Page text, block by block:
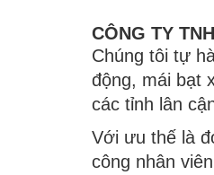
CÔNG TY
Chúng tôi tự
động, mái bạt
các tỉnh lân
Với ưu thế là
công nhân